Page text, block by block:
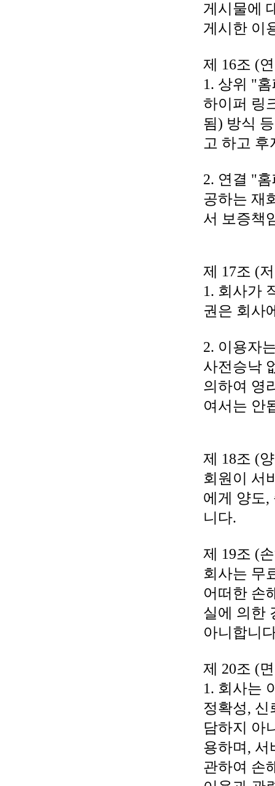
게시물에
게시한 이
제 16조 (
1. 상위 "
하이퍼 링
됨) 방식
고 하고 후
2. 연결 "
공하는 재
서 보증책
제 17조 (
1. 회사가
권은 회사
2. 이용자
사전승낙
의하여 영
여서는 안
제 18조 (
회원이 서
에게 양도,
니다.
제 19조 (
회사는 무
어떠한 손
실에 의한
아니합니
제 20조 (
1. 회사는
정확성, 신
담하지 아
용하며, 서
관하여 손